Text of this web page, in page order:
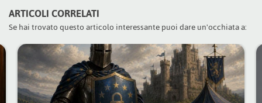
ARTICOLI CORRELATI
Se hai trovato questo articolo interessante puoi dare un'occhiata a: